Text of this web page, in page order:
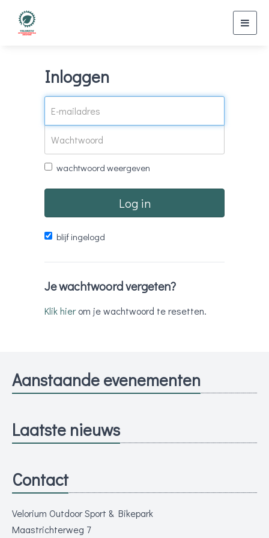
Inloggen
wachtwoord weergeven
Log in
blijf ingelogd
Je wachtwoord vergeten?
Klik hierom je wachtwoord te resetten.
Aanstaande evenementen
Laatste nieuws
Contact
Velorium Outdoor Sport & Bikepark
Maastrichterweg 7